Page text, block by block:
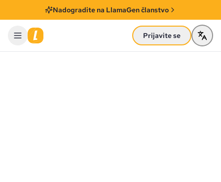
Nadogradite na LlamaGen članstvo
Prijavite se